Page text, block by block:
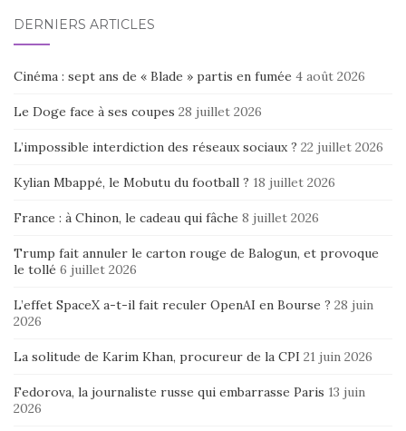
DERNIERS ARTICLES
Cinéma : sept ans de « Blade » partis en fumée 4 août 2026
Le Doge face à ses coupes 28 juillet 2026
L’impossible interdiction des réseaux sociaux ? 22 juillet 2026
Kylian Mbappé, le Mobutu du football ? 18 juillet 2026
France : à Chinon, le cadeau qui fâche 8 juillet 2026
Trump fait annuler le carton rouge de Balogun, et provoque
le tollé 6 juillet 2026
L’effet SpaceX a-t-il fait reculer OpenAI en Bourse ? 28 juin
2026
La solitude de Karim Khan, procureur de la CPI 21 juin 2026
Fedorova, la journaliste russe qui embarrasse Paris 13 juin
2026